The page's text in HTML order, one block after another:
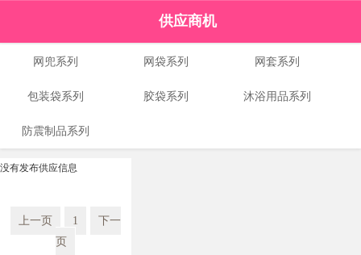
供应商机
网兜系列 网袋系列 网套系列
包装袋系列 胶袋系列 沐浴用品系列
防震制品系列
没有发布供应信息
上一页 1
下一
页